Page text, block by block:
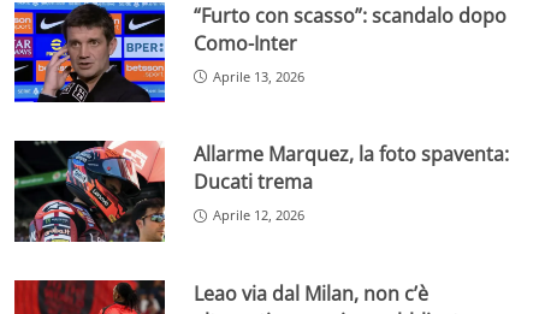
“Furto con scasso”: scandalo dopo
Como-Inter
Aprile 13, 2026
Allarme Marquez, la foto spaventa:
Ducati trema
Aprile 12, 2026
Leao via dal Milan, non c’è